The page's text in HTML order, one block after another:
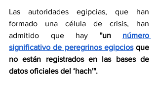
Las autoridades egipcias, que han
formado una célula de crisis, han
admitido que hay "un número
significativo de peregrinos egipcios que
no están registrados en las bases de
datos oficiales del ‘hach'".